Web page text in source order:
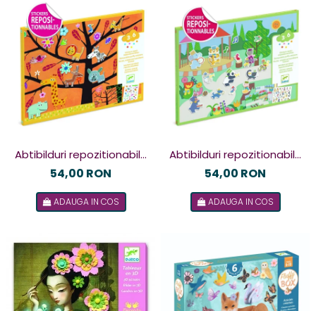
Abtibilduri repozitionabile
cu animale, Djeco
54,00 RON
ADAUGA IN COS
Abtibilduri repozitionabile
Parada muzicala, Djeco
54,00 RON
ADAUGA IN COS